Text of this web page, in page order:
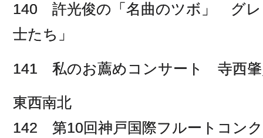
140 許光俊の「名曲のツボ」 グレ
士たち」
141 私のお薦めコンサート 寺西肇
東西南北
142 第10回神戸国際フルートコン